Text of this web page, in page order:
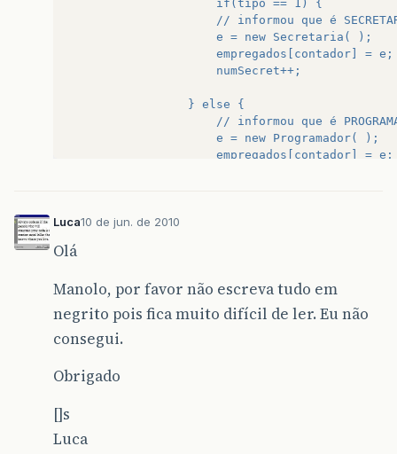
                     if(tipo == 1) {
// informou que é
                     e = new Secretaria( );
empregados[contador] =
                     numSecret++;
                 } else {
// informou que é
                     e = new Programador( );
                     empregados[contador] = e;
String nome =
                 e.setSobreNome(sobrenome);
String ano =
int a =
Luca10 de jun. de 2010
Olá
Manolo, por favor não escreva tudo em
negrito pois fica muito difícil de ler. Eu não
consegui.
Obrigado
[]s
Luca